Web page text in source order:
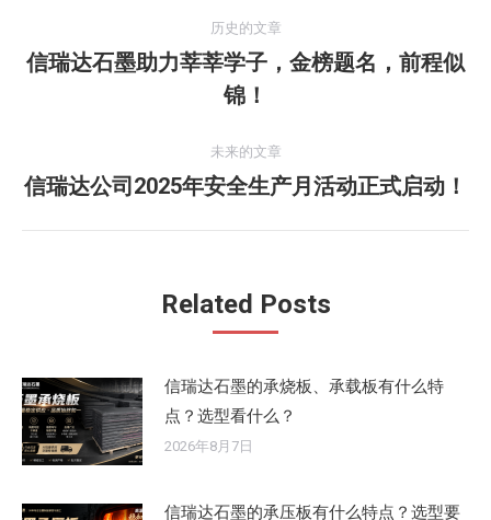
章
历史的文章
历
史
文
章：
信瑞达石墨助力莘莘学子，金榜题名，前程似
锦！
未来的文章
未
章：
信瑞达公司2025年安全生产月活动正式启动！
Related Posts
信瑞达石墨的承烧板、承载板有什么特
点？选型看什么？
2026年8月7日
信瑞达石墨的承压板有什么特点？选型要